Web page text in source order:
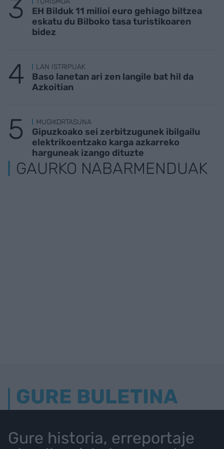
EH Bilduk 11 milioi euro gehiago biltzea
eskatu du Bilboko tasa turistikoaren
bidez
LAN ISTRIPUAK
Baso lanetan ari zen langile bat hil da
Azkoitian
MUGIKORTASUNA
Gipuzkoako sei zerbitzugunek ibilgailu
elektrikoentzako karga azkarreko
harguneak izango dituzte
GAURKO NABARMENDUAK
GURE BULETINA
Gure historia, erreportaje